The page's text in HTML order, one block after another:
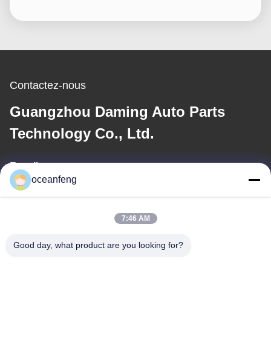
Contactez-nous
Guangzhou Daming Auto Parts
Technology Co., Ltd.
E-mail
oceanfeng
7:46 AM
Good day, what product are you looking for?